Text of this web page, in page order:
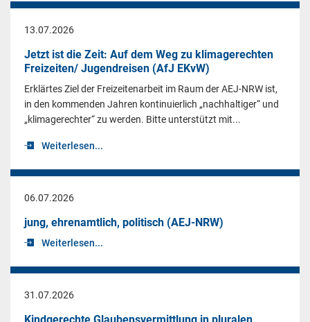
13.07.2026
Jetzt ist die Zeit: Auf dem Weg zu klimagerechten
Freizeiten/ Jugendreisen (AfJ EKvW)
Erklärtes Ziel der Freizeitenarbeit im Raum der AEJ-NRW ist,
in den kommenden Jahren kontinuierlich „nachhaltiger“ und
„klimagerechter“ zu werden. Bitte unterstützt mit...
Weiterlesen...
06.07.2026
jung, ehrenamtlich, politisch (AEJ-NRW)
Weiterlesen...
31.07.2026